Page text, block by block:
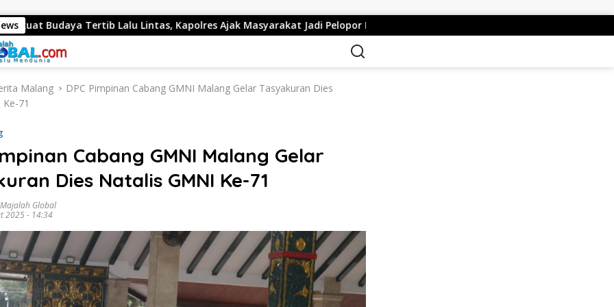
Lalu Lintas, Kapolres Ajak Masyarakat Jadi Pelopor Keselamatan Lewat Safety Riding dan Siger Lampung Presisi
Malang
DPC Pimpinan Cabang GMNI Malang Gelar Tasyakuran Dies
71
Cabang GMNI Malang Gelar
Dies Natalis GMNI Ke-71
Global
2025 - 14:34